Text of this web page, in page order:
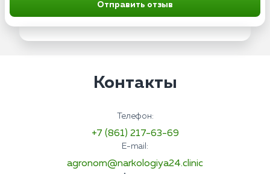
Отправить отзыв
Контакты
Телефон:
+7 (861) 217-63-69
E-mail:
agronom@narkologiya24.clinic